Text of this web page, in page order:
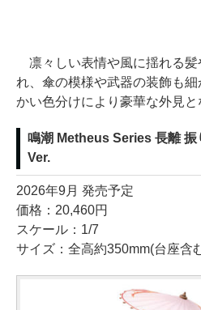
凛々しい表情や風に揺れる髪
れ、傘の模様や武器の装飾も
かい色分けにより豪華な外見と
鳴潮 Metheus Series 長離 振
Ver.
2026年9月 発売予定
価格：20,460円
スケール：1/7
サイズ：全高約350mm(台座含